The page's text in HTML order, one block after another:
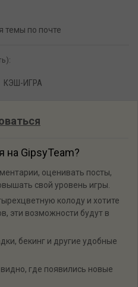
темы по почте
КЭШ-ИГРА
на GipsyTeam?
оценивать посты,
свой уровень игры.
колоду и хотите
эти возможности будут в
бекинг и другие удобные
где появились новые